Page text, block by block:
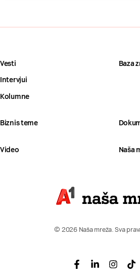
Vesti
Intervjui
Kolumne
Baza
Biznis teme
Video Naša
© 2026 Naša mreža. Sva
Facebook
Linkedin